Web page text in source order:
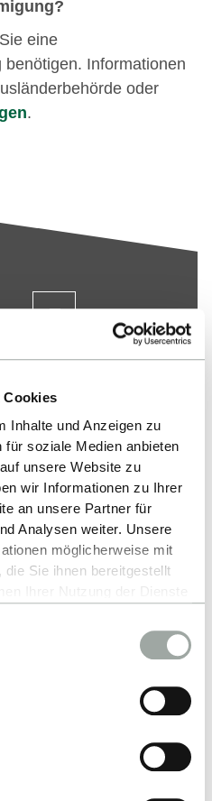
Cookies
Inhalte und Anzeigen zu
soziale Medien anbieten
unsere Website zu
wir Informationen zu Ihrer
an unsere Partner für
Analysen weiter. Unsere
möglicherweise mit
Sie ihnen bereitgestellt
personenbezogene
Sie unserer
eine
Informationen
oder
.
Reutlingen
150